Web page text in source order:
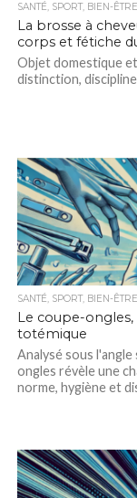
SANTÉ, SPORT, BIEN-
La brosse à
corps et fétiche
Objet domestique
distinction,
SANTÉ, SPORT, BIEN-
Le coupe-
totémique
Analysé sous
ongles révèle une
norme, hygiène et